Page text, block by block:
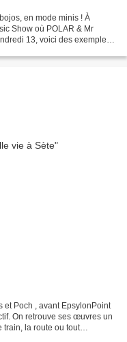
en mode minis ! À
Show où POLAR & Mr
13, voici des exemples
et Poch , avant EpsylonPoint
On retrouve ses œuvres un
train, la route ou tout